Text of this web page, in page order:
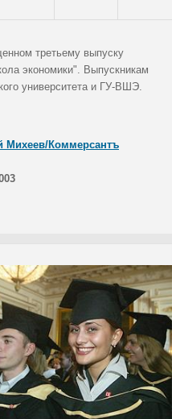
третьему выпуску
экономики". Выпускникам
университета и ГУ-ВШЭ.
Михеев/Коммерсантъ